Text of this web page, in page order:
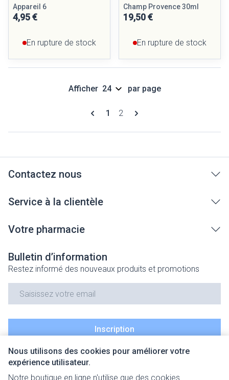
Nous utilisons des cookies pour améliorer votre
expérience utilisateur.
Notre boutique en ligne n'utilise que des cookies
Appareil 6
4,95 €
En rupture de stock
Champ Provence 30ml
19,50 €
En rupture de stock
Pages
Vous lisez actuellement la page
1 Page
2
Afficher par page
Contactez nous
Service à la clientèle
Votre pharmacie
Bulletin d’information
Restez informé des nouveaux produits et promotions
Inscription
En cliquant sur s'abonner, vous vous abonnez à notre newsletter
et acceptez notrepolitique de confidentialité